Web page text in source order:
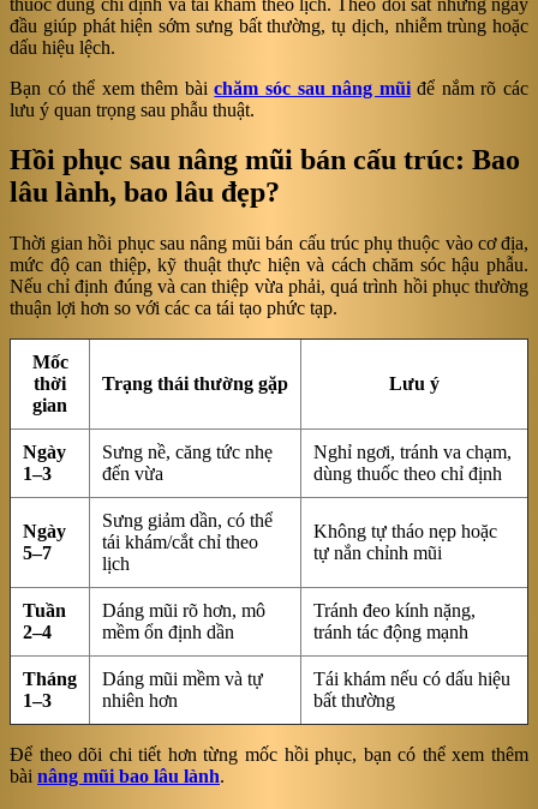
đầu giúp phát hiện sớm sưng bất thường, tụ dịch, nhiễm trùng hoặc
dấu hiệu lệch.
Bạn có thể xem thêm bàichăm sóc sau nâng mũiđể nắm rõ các
lưu ý quan trọng sau phẫu thuật.
Hồi phục sau nâng mũi bán cấu trúc: Bao
lâu lành, bao lâu đẹp?
Thời gian hồi phục sau nâng mũi bán cấu trúc phụ thuộc vào cơ địa,
mức độ can thiệp, kỹ thuật thực hiện và cách chăm sóc hậu phẫu.
Nếu chỉ định đúng và can thiệp vừa phải, quá trình hồi phục thường
thuận lợi hơn so với các ca tái tạo phức tạp.
Mốc
thời
gian
Trạng thái thường gặp Lưu ý
Ngày
1–3
Sưng nề, căng tức nhẹ
đến vừa
Nghỉ ngơi, tránh va chạm,
dùng thuốc theo chỉ định
Ngày
5–7
Sưng giảm dần, có thể
tái khám/cắt chỉ theo
lịch
Không tự tháo nẹp hoặc
tự nắn chỉnh mũi
Tuần
2–4
Dáng mũi rõ hơn, mô
mềm ổn định dần
Tránh đeo kính nặng,
tránh tác động mạnh
Tháng
1–3
Dáng mũi mềm và tự
nhiên hơn
Tái khám nếu có dấu hiệu
bất thường
Để theo dõi chi tiết hơn từng mốc hồi phục, bạn có thể xem thêm
bài nâng mũi bao lâu lành.